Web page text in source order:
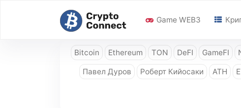
Game WEB3
Bitcoin Ethereum TON DeFI GameFI
Павел Дуров Роберт Кийосаки ATH